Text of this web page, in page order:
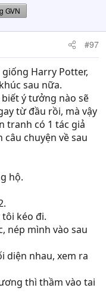
GVN
#97
Harry Potter,
sau nữa.
ý tưởng nào sẽ
từ đầu rồi, mà vậy
tranh có 1 tác giả
chuyện về sau
hộ.
tôi kéo đi.
nép mình vào sau
diện nhau, xem ra
thì thầm vào tai